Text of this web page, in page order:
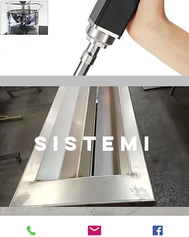
SISTEMI
Reattori e componenti